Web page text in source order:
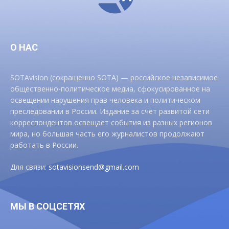
О НАС
SOTAvision (сокращенно SOTA) — российское независимое
общественно-политическое медиа, сфокусированное на
освещении нарушения прав человека и политическом
преследовании в России. Издание за счет развитой сети
корреспондентов освещает события из разных регионов
мира, но большая часть его журналистов продолжают
работать в России.
Для связи:sotavisionsend@gmail.com
МЫ В СОЦСЕТЯХ